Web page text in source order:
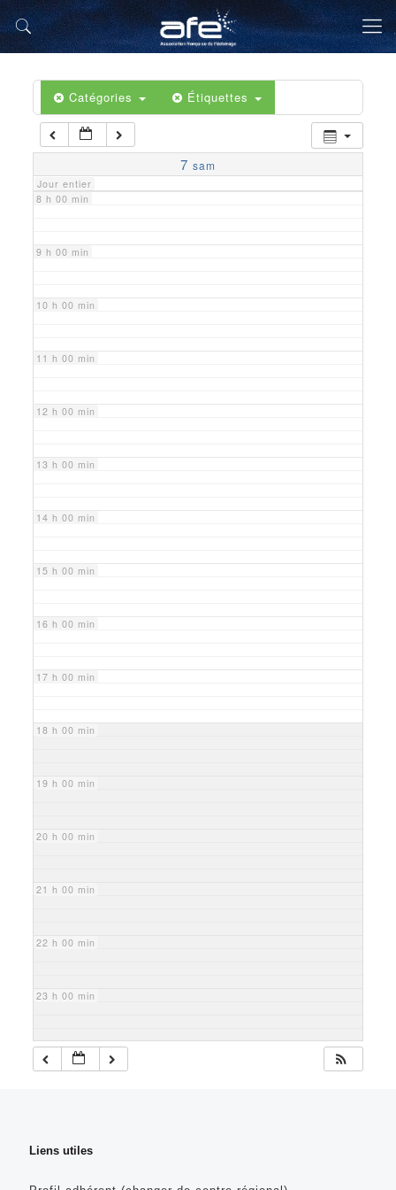
Catégories Étiquettes
7 sam
Jour entier
5 h 00 min
6 h 00 min
7 h 00 min
8 h 00 min
9 h 00 min
10 h 00 min
11 h 00 min
12 h 00 min
13 h 00 min
14 h 00 min
15 h 00 min
16 h 00 min
17 h 00 min
18 h 00 min
19 h 00 min
20 h 00 min
21 h 00 min
22 h 00 min
23 h 00 min
Liens utiles